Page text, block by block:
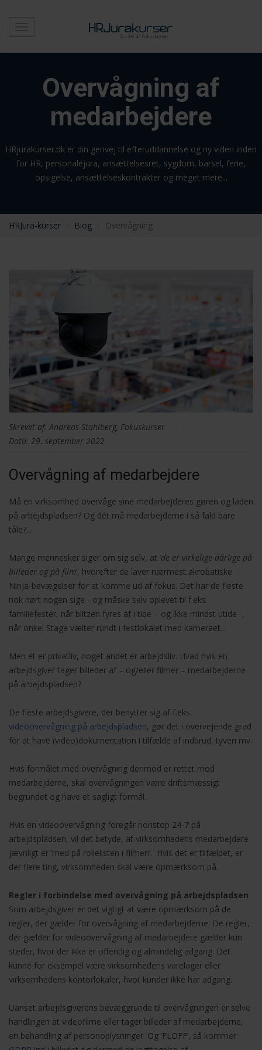
Overvågning af
medarbejdere
HRjurakurser.dk er din genvej til efteruddannelse og ny viden inden
for HR, personalejura, ansættelsesret, sygdom, barsel, ferie,
opsigelse, ansættelseskontrakter og meget mere...
HRJura-kurser Blog Overvågning
Skrevet af: Andreas Stahlberg, Fokuskurser
Dato: 29. september 2022
Overvågning af medarbejdere
Må en virksomhed overvåge sine medarbejderes gøren og laden
på arbejdspladsen? Og dét må medarbejderne i så fald bare
tåle?...
Mange mennesker siger om sig selv, at ’de er virkelige dårlige på
billeder og på film’, hvorefter de laver nærmest akrobatiske
Ninja-bevægelser for at komme ud af fokus. Det har de fleste
nok hørt nogen sige - og måske selv oplevet til f.eks.
familiefester, når blitzen fyres af i tide – og ikke mindst utide -,
når onkel Stage vælter rundt i festlokalet med kameraet...
Men ét er privatliv, noget andet er arbejdsliv. Hvad hvis en
arbejdsgiver tager billeder af – og/eller filmer – medarbejderne
på arbejdspladsen?
De fleste arbejdsgivere, der benytter sig af f.eks.
videoovervågning på arbejdspladsen, gør det i overvejende grad
for at have (video)dokumentation i tilfælde af indbrud, tyveri mv.
Hvis formålet med overvågning derimod er rettet mod
medarbejderne, skal overvågningen være driftsmæssigt
begrundet og have et sagligt formål.
Hvis en videoovervågning foregår nonstop 24-7 på
arbejdspladsen, vil det betyde, at virksomhedens medarbejdere
jævnligt er ’med på rollelisten i filmen’. Hvis det er tilfældet, er
der flere ting, virksomheden skal være opmærksom på.
Regler i forbindelse med overvågning på arbejdspladsen
Som arbejdsgiver er det vigtigt at være opmærksom på de
regler, der gælder for overvågning af medarbejderne. De regler,
der gælder for videoovervågning af medarbejdere gælder kun
steder, hvor der ikke er offentlig og almindelig adgang. Det
kunne for eksempel være virksomhedens varelager eller
virksomhedens kontorlokaler, hvor kunder ikke har adgang.
Uanset arbejdsgiverens bevæggrunde til overvågningen er selve
handlingen at videofilme eller tager billeder af medarbejderne,
en behandling af personoplysninger. Og ’FLOFF’, så kommer